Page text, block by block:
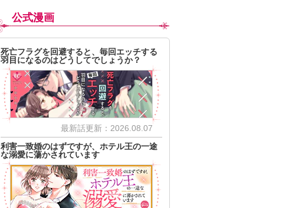
公式漫画
死亡フラグを回避すると、毎回エッチする
羽目になるのはどうしてでしょうか？
最新話更新：2026.08.07
利害一致婚のはずですが、ホテル王の一途
な溺愛に蕩かされています